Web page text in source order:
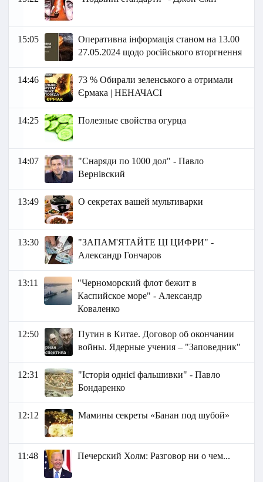
15:05
Оперативна інформація станом на 13.00
27.05.2024 щодо російського вторгнення
14:46
73 % Обирали зеленського а отримали
Єрмака | НЕНАЧАСІ
14:25 Полезные свойства огурца
14:07
"Снаряди по 1000 дол" - Павло
Вернівский
13:49 О секретах вашей мультиварки
13:30
"ЗАПАМ'ЯТАЙТЕ ЦІ ЦИФРИ" -
Александр Гончаров
13:11
"Черноморский флот бежит в
Каспийское море" - Александр
Коваленко
12:50
Путин в Китае. Договор об окончании
войны. Ядерные учения – "Заповедник"
12:31
"Історія однієї фальшивки" - Павло
Бондаренко
12:12 Мамины секреты «Банан под шубой»
11:48 Печерский Холм: Разговор ни о чем...